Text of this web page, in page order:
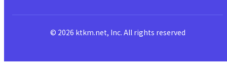
© 2026 ktkm.net, Inc. All rights reserved